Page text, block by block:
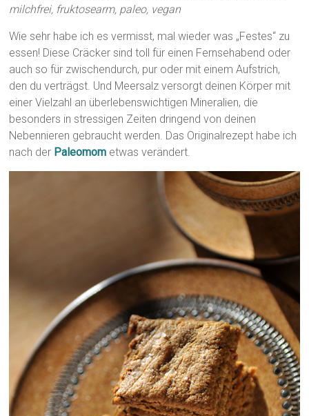
milchfrei, fruktosearm, paleo, vegan
Wie sehr habe ich es vermisst, mal wieder was „Festes“ zu
essen! Diese Cräcker sind toll für einen Fernsehabend oder
auch so für zwischendurch, pur oder mit einem Aufstrich,
den du verträgst. Und Meersalz versorgt deinen Körper mit
einer Vielzahl an überlebenswichtigen Mineralien, die
besonders in stressigen Zeiten dringend von deinen
Nebennieren gebraucht werden. Das Originalrezept habe ich
nach der Paleomom etwas verändert.